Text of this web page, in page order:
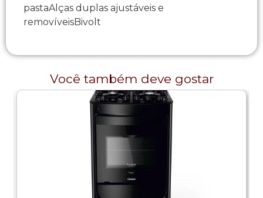
pastaAlças duplas ajustáveis e
removíveisBivolt
Você também deve gostar